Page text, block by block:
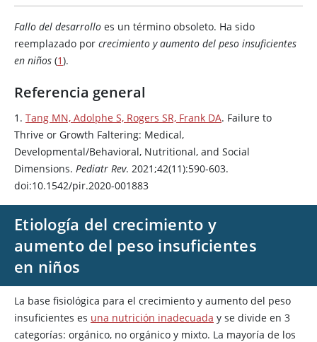
Fallo del desarrollo es un término obsoleto. Ha sido
reemplazado por crecimiento y aumento del peso insuficientes
en niños (1).
Referencia general
1. Tang MN, Adolphe S, Rogers SR, Frank DA. Failure to
Thrive or Growth Faltering: Medical,
Developmental/Behavioral, Nutritional, and Social
Dimensions. Pediatr Rev. 2021;42(11):590-603.
doi:10.1542/pir.2020-001883
Etiología del crecimiento y
aumento del peso insuficientes
en niños
La base fisiológica para el crecimiento y aumento del peso
insuficientes es una nutrición inadecuada y se divide en 3
categorías: orgánico, no orgánico y mixto. La mayoría de los